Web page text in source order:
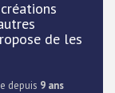
de les
depuis 9 ans